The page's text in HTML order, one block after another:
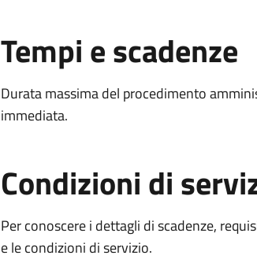
Tempi e scadenze
Durata massima del procedimento
immediata.
Condizioni di
Per conoscere i dettagli di scadenze,
e le condizioni di servizio.